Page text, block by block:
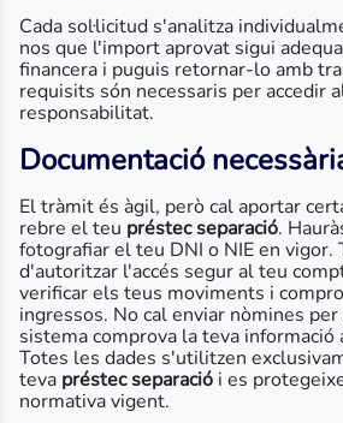
Cada sol·licitud s'analitza
nos que l'import aprovat sigui
financera i puguis retornar-lo amb
requisits són necessaris per accedir
responsabilitat.
Documentació
El tràmit és àgil, però cal aportar
rebre el teu préstec separació.
fotografiar el teu DNI o NIE en vigor.
d'autoritzar l'accés segur al teu
verificar els teus moviments i
ingressos. No cal enviar nòmines
sistema comprova la teva informació
Totes les dades s'utilitzen
teva préstec separació i es
normativa vigent.